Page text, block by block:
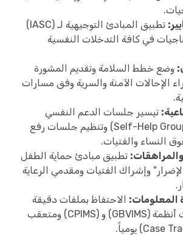
تطبيق المبادئ التوجيهية لـ (IASC)
في كافة التدخلات النفسية
وضع خطط السلامة وتقديم المشورة
الإحالات الآمنة والسرية وفق مسارات
تيسير جلسات الدعم النفسي
الاجتماعي (Self-Help Groups) وتنظيم جلسات رفع
النساء والفتيات.
تطبيق مبادئ حماية الطفل
وإشراك الفتيات ومقدمي الرعاية
المعلومات: الاحتفاظ بملفات دقيقة
وسرية، وتحديث أنظمة (GBVIMS) و (CPIMS) ومتعقب